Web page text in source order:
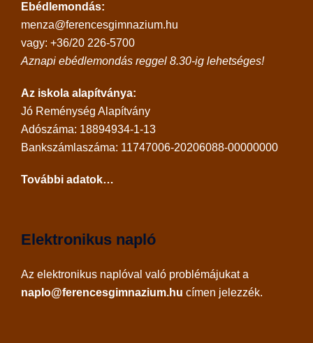
Ebédlemondás:
menza@ferencesgimnazium.hu
vagy: +36/20 226-5700
Aznapi ebédlemondás reggel 8.30-ig lehetséges!
Az iskola alapítványa:
Jó Reménység Alapítvány
Adószáma: 18894934-1-13
Bankszámlaszáma: 11747006-20206088-00000000
További adatok…
Elektronikus napló
Az elektronikus naplóval való problémájukat a
naplo@ferencesgimnazium.hu címen jelezzék.